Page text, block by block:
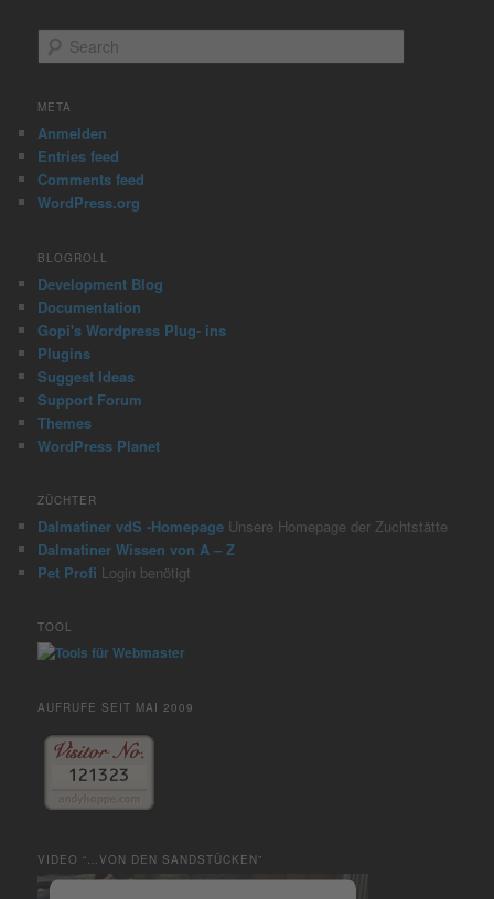
e
r
h
META
Anmelden
Entries feed
Comments feed
WordPress.org
BLOGROLL
Development Blog
Documentation
Gopi's Wordpress Plug- ins
Plugins
Suggest Ideas
Support Forum
Themes
WordPress Planet
ZÜCHTER
Dalmatiner vdS -Homepage Unsere Homepage der Zuchtstätte
Dalmatiner Wissen von A – Z
Pet Profi Login benötigt
TOOL
AUFRUFE SEIT MAI 2009
VIDEO “…VON DEN SANDSTÜCKEN”